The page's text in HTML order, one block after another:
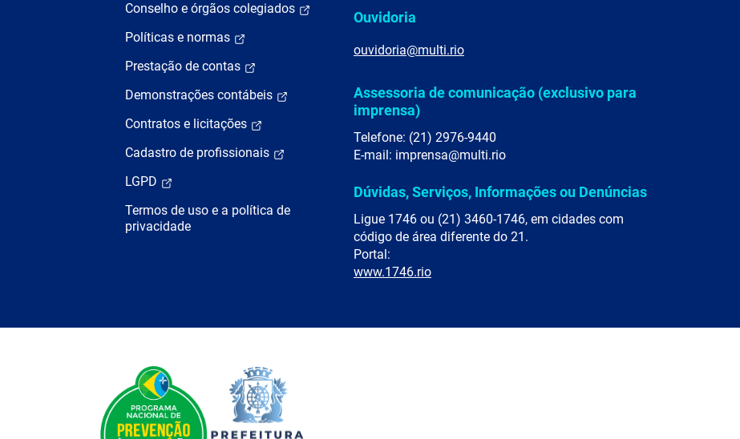
Conselho e órgãos colegiados
Políticas e normas
Prestação de contas
Demonstrações contábeis
Contratos e licitações
Cadastro de profissionais
LGPD
Termos de uso e a política de
privacidade
Ouvidoria
ouvidoria@multi.rio
Assessoria de comunicação (exclusivo para
imprensa)
Telefone: (21) 2976-9440
E-mail: imprensa@multi.rio
Dúvidas, Serviços, Informações ou Denúncias
Ligue 1746 ou (21) 3460-1746, em cidades com
código de área diferente do 21.
Portal:
www.1746.rio